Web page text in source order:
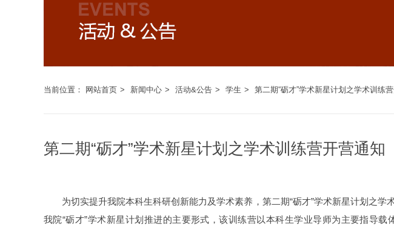
当前位置： 网站首页 新闻中心 活动&公告 学生 第二期“砺才”学术新星计划之学术训练
第二期“砺才”学术新星计划之学术训练营开营通知
为切实提升我院本科生科研创新能力及学术素养，第二期“砺才”学术新星计划之学
我院“砺才”学术新星计划推进的主要形式，该训练营以本科生学业导师为主要指导